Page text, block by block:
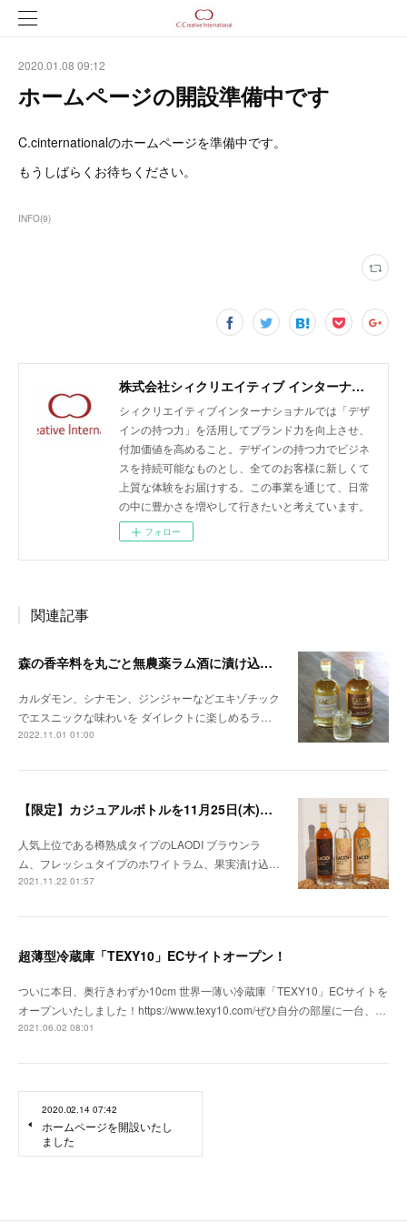
2020.01.08 09:12
ホームページの開設準備中です
C.cinternationalのホームページを準備中です。
もうしばらくお待ちください。
INFO(9)
株式会社シィクリエイティブ インターナショナル/無農薬クラフトラム酒LAODI、バオバブ由来のスキンケア化粧品emiiiの開発・輸入・販売、商品企画及びデザイン、販売促進、広告運用、EC支援
シィクリエイティブインターナショナルでは「デザ
インの持つ力」を活用してブランド力を向上させ、
付加価値を高めること。デザインの持つ力でビジネ
スを持続可能なものとし、全てのお客様に新しくて
上質な体験をお届けする。この事業を通じて、日常
の中に豊かさを増やして行きたいと考えています。
フォロー
関連記事
森の香辛料を丸ごと無農薬ラム酒に漬け込んだ 「本格スパイスドラムシリーズ」が新登場
カルダモン、シナモン、ジンジャーなどエキゾチック
でエスニックな味わいを ダイレクトに楽しめるラ…
2022.11.01 01:00
【限定】カジュアルボトルを11月25日(木)発売
人気上位である樽熟成タイプのLAODI ブラウンラ
ム、フレッシュタイプのホワイトラム、果実漬け込…
2021.11.22 01:57
超薄型冷蔵庫「TEXY10」ECサイトオープン！
ついに本日、奥行きわずか10cm 世界一薄い冷蔵庫「TEXY10」ECサイトを
オープンいたしました！https://www.texy10.com/ぜひ自分の部屋に一台、…
2021.06.02 08:01
2020.02.14 07:42
ホームページを開設いたし
ました